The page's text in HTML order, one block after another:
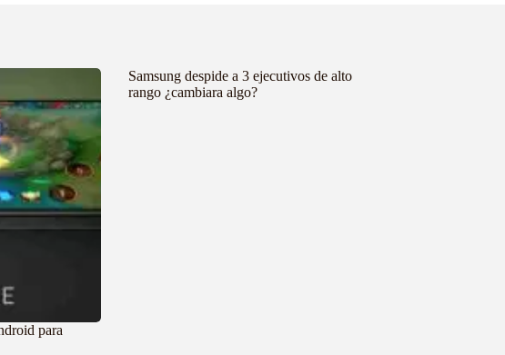
para
Samsung despide a 3 ejecutivos de alto
rango ¿cambiara algo?